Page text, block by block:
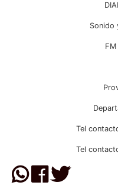
Sonido
Tel
Tel